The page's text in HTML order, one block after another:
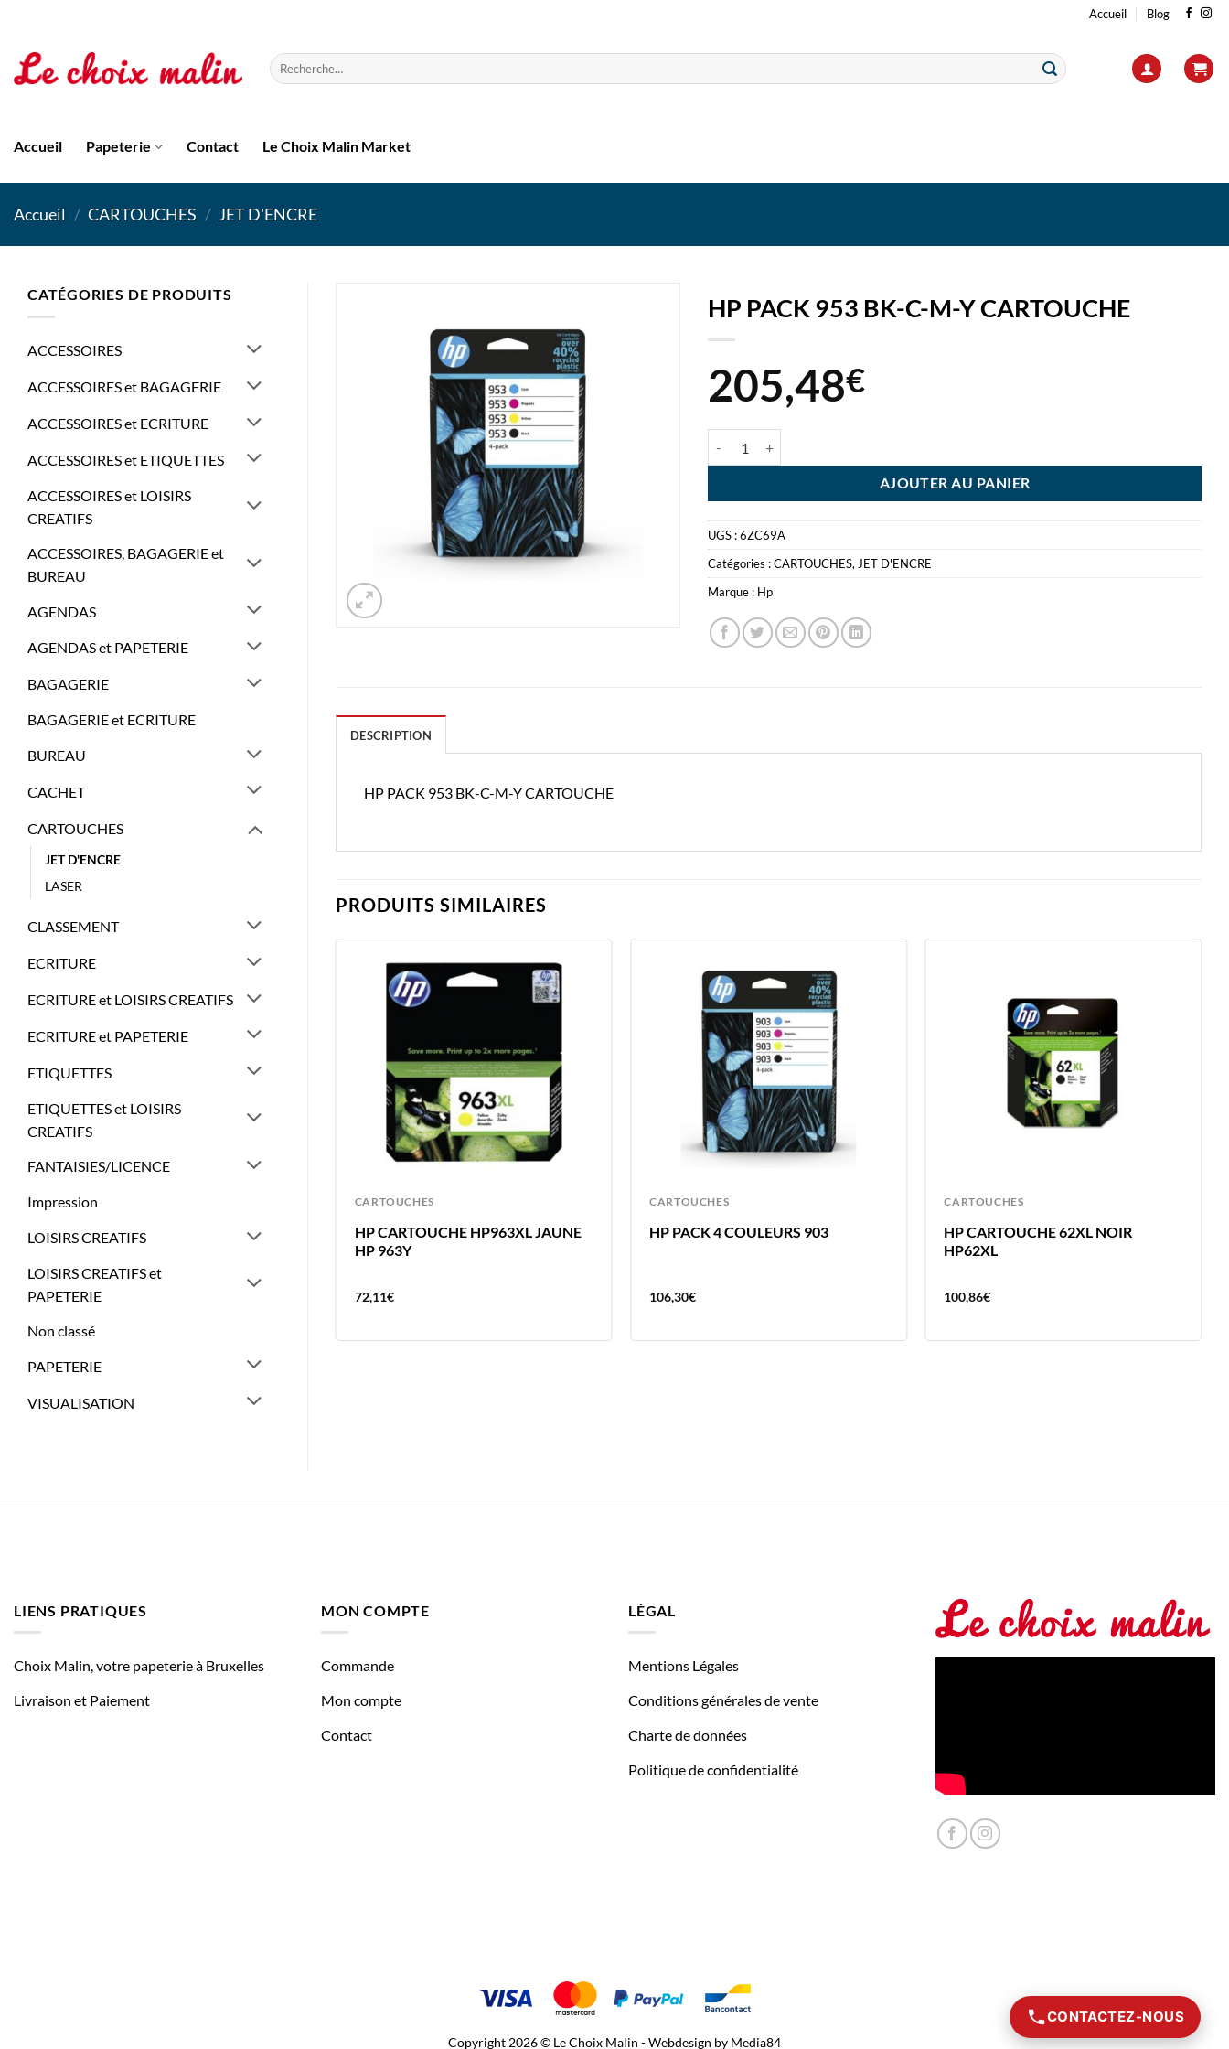
contenu
Accueil Blog
Recherche
pour :
Accueil Papeterie Contact Le Choix Malin Market
Accueil / CARTOUCHES / JET D'ENCRE
CATÉGORIES DE PRODUITS
ACCESSOIRES
ACCESSOIRES et BAGAGERIE
ACCESSOIRES et ECRITURE
ACCESSOIRES et ETIQUETTES
ACCESSOIRES et LOISIRS
CREATIFS
ACCESSOIRES, BAGAGERIE et
BUREAU
AGENDAS
AGENDAS et PAPETERIE
BAGAGERIE
BAGAGERIE et ECRITURE
BUREAU
CACHET
CARTOUCHES
JET D'ENCRE
LASER
CLASSEMENT
ECRITURE
ECRITURE et LOISIRS CREATIFS
ECRITURE et PAPETERIE
ETIQUETTES
ETIQUETTES et LOISIRS
CREATIFS
FANTAISIES/LICENCE
Impression
LOISIRS CREATIFS
LOISIRS CREATIFS et
PAPETERIE
Non classé
PAPETERIE
VISUALISATION
HP PACK 953 BK-C-M-Y CARTOUCHE
205,48€
AJOUTER AU PANIER
UGS :6ZC69A
Catégories :CARTOUCHES, JET D'ENCRE
Marque : Hp
DESCRIPTION
HP PACK 953 BK-C-M-Y CARTOUCHE
PRODUITS SIMILAIRES
CARTOUCHES
HP CARTOUCHE HP963XL JAUNE
HP 963Y
72,11€
CARTOUCHES
HP PACK 4 COULEURS 903
106,30€
CARTOUCHES
HP CARTOUCHE 62XL NOIR
HP62XL
100,86€
CARTOUCHES
HP PACK 963BCMY 4
168,37€
LIENS PRATIQUES
Choix Malin, votre papeterie à Bruxelles
Livraison et Paiement
MON COMPTE
Commande
Mon compte
Contact
LÉGAL
Mentions Légales
Conditions générales de vente
Charte de données
Politique de confidentialité
Copyright 2026 © Le Choix Malin - Webdesign by Media84
CONTACTEZ-NOUS